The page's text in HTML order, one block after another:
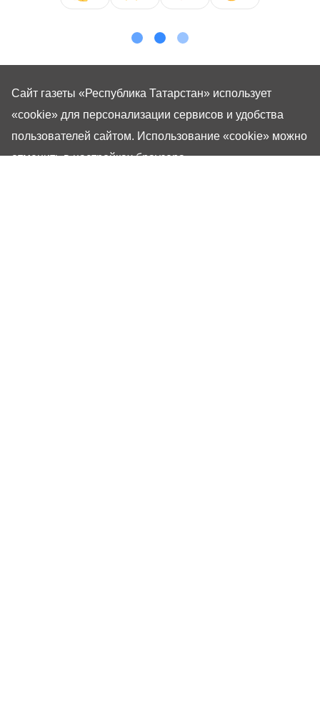
Сайт газеты «Республика Татарстан» использует
«cookie» для персонализации сервисов и удобства
пользователей сайтом. Использование «cookie» можно
отменить в настройках браузера.